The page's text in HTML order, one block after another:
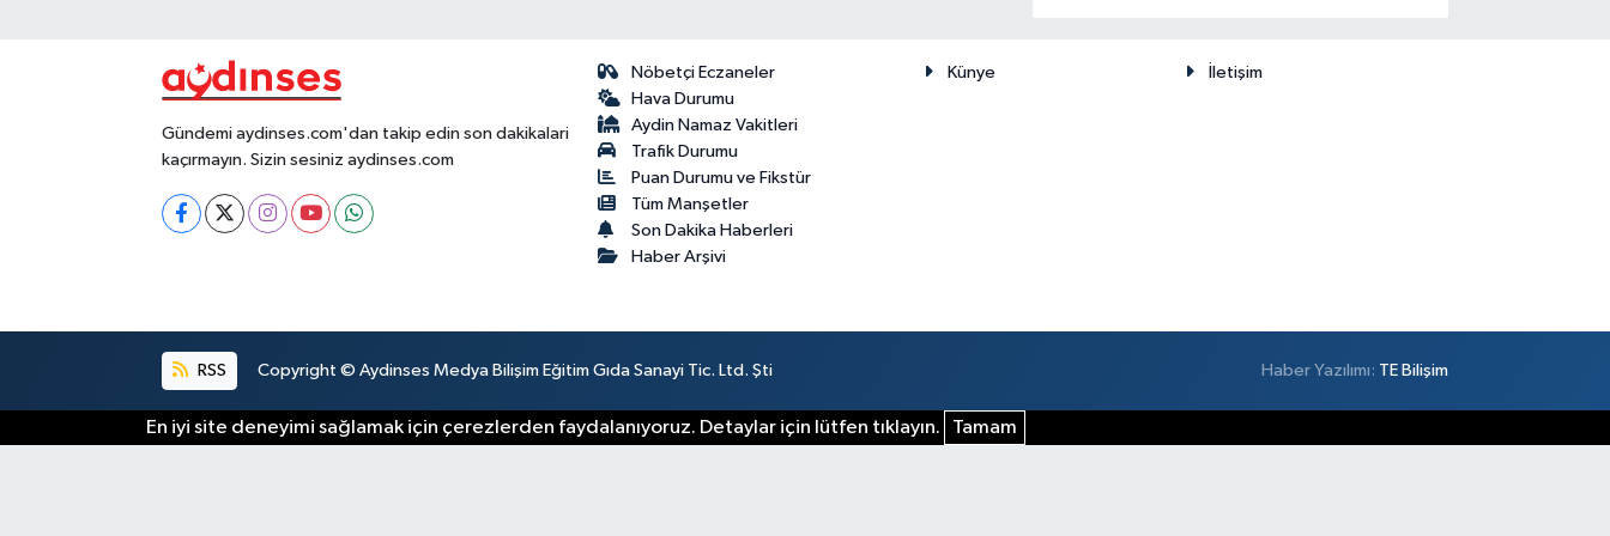
Gündemi aydinses.com'dan takip edin son dakikalari
kaçırmayın. Sizin sesiniz aydinses.com
Nöbetçi Eczaneler
Hava Durumu
Aydin Namaz Vakitleri
Trafik Durumu
Puan Durumu ve Fikstür
Tüm Manşetler
Son Dakika Haberleri
Haber Arşivi
Künye İletişim
RSS Copyright © Aydinses Medya Bilişim Eğitim Gıda Sanayi Tic. Ltd. Şti Haber Yazılımı: TE Bilişim
En iyi site deneyimi sağlamak için çerezlerden faydalanıyoruz. Detaylar için lütfen tıklayın. Tamam